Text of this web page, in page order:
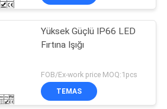
Yüksek Güçlü IP66 LED
Fırtına Işığı
FOB/Ex-work price MOQ:1pcs
TEMAS